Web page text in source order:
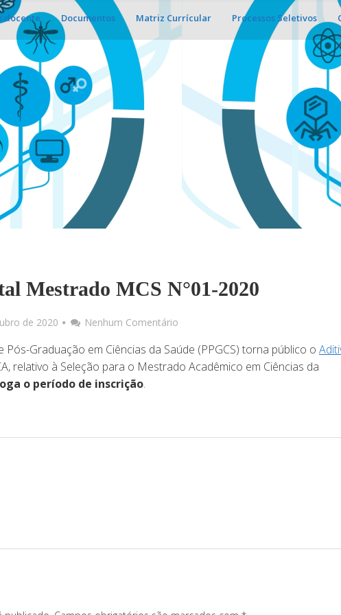
docente Documentos Matriz Currícular Processos Seletivos
Mestrado MCS N°01-2020
de 2020 Nenhum Comentário
Graduação em Ciências da Saúde (PPGCS) torna público o
relativo à Seleção para o Mestrado Acadêmico em Ciências da
o período de inscrição.